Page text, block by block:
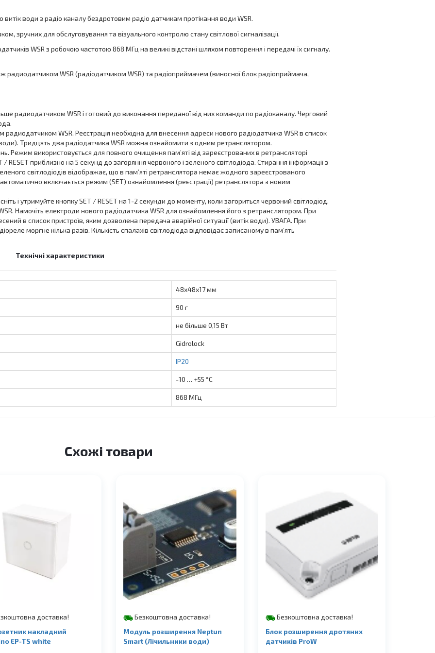
води з радіо каналу бездротовим радіо датчикам протікання води WSR.
зручних для обслуговування та візуального контролю стану світлової сигналізації.
WSR з робочою частотою 868 МГц на великі відстані шляхом повторення і передачі їх сигналу.
радиодатчиком WSR (радіодатчиком WSR) та радіоприймачем (виносної блок радіоприймача,
радиодатчиком WSR і готовий до виконання переданої від них команди по радіоканалу. Черговий
WSR. Реєстрація необхідна для внесення адреси нового радіодатчика WSR в список
води). Тридцять два радіодатчика WSR можна ознайомити з одним ретранслятором.
Режим використовується для повного очищення пам’яті від зареєстрованих в ретрансляторі
RESET приблизно на 5 секунд до загоряння червоного і зеленого світлодіода. Стирання інформації з
світлодіодів відображає, що в пам’яті ретранслятора немає жодного зареєстрованого
включається режим (SET) ознайомлення (реєстрації) ретранслятора з новим
і утримуйте кнопку SET / RESET на 1-2 секунди до моменту, коли загориться червоний світлодіод.
Намочіть електроди нового радіодатчика WSR для ознайомлення його з ретранслятором. При
в список пристроїв, яким дозволена передача аварійної ситуації (витік води). УВАГА. При
моргне кілька разів. Кількість спалахів світлодіода відповідає записаному в пам’ять
Технічні характеристики
48х48х17 мм
90 г
не більше 0,15 Вт
Gidrolock
IP20
-10 … +55 °C
868 MГц
Схожі товари
доставка!
накладний
EP-TS white
Безкоштовна доставка!
Модуль розширення Neptun
Smart (Лічильники води)
Безкоштовна доставка!
Блок розширення дротяних
датчиків ProW